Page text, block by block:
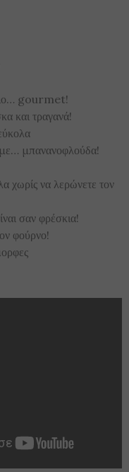
gourmet!
και τραγανά!
μπανανοφλούδα!
χωρίς να λερώνετε τον
σαν φρέσκια!
φούρνο!